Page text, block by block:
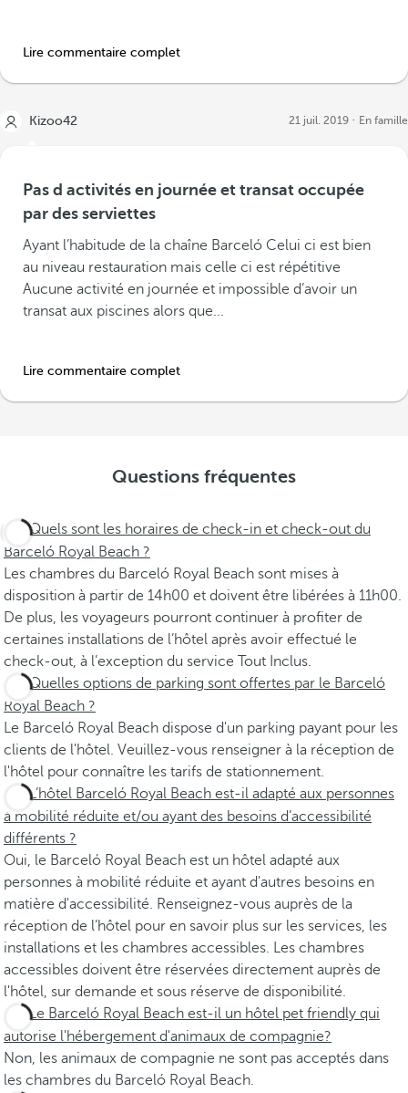
Lire commentaire complet
Kizoo42 21 juil. 2019 En famille
Pas d activités en journée et transat occupée
par des serviettes
Ayant l’habitude de la chaîne Barceló Celui ci est bien
au niveau restauration mais celle ci est répétitive
Aucune activité en journée et impossible d’avoir un
transat aux piscines alors que...
Lire commentaire complet
Questions fréquentes
Quels sont les horaires de check-in et check-out du
Barceló Royal Beach ?
Les chambres du Barceló Royal Beach sont mises à
disposition à partir de 14h00 et doivent être libérées à 11h00.
De plus, les voyageurs pourront continuer à profiter de
certaines installations de l’hôtel après avoir effectué le
check-out, à l’exception du service Tout Inclus.
Quelles options de parking sont offertes par le Barceló
Royal Beach ?
Le Barceló Royal Beach dispose d'un parking payant pour les
clients de l'hôtel. Veuillez-vous renseigner à la réception de
l'hôtel pour connaître les tarifs de stationnement.
L’hôtel Barceló Royal Beach est-il adapté aux personnes
à mobilité réduite et/ou ayant des besoins d’accessibilité
différents ?
Oui, le Barceló Royal Beach est un hôtel adapté aux
personnes à mobilité réduite et ayant d'autres besoins en
matière d'accessibilité. Renseignez-vous auprès de la
réception de l’hôtel pour en savoir plus sur les services, les
installations et les chambres accessibles. Les chambres
accessibles doivent être réservées directement auprès de
l'hôtel, sur demande et sous réserve de disponibilité.
Le Barceló Royal Beach est-il un hôtel pet friendly qui
autorise l'hébergement d'animaux de compagnie?
Non, les animaux de compagnie ne sont pas acceptés dans
les chambres du Barceló Royal Beach.